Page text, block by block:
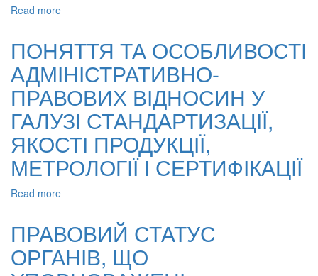
Read more
У
СПРАВАХ
ПРО
АДМІНІСТРАТИВНІ
ПРАВОПОРУШЕННЯ
В
ГАЛУЗІ
СТАНДАРТИЗАЦІЇ,
ЯКОСТІ
ПРОДУКЦІЇ,
СЕРТИФІКАЦІЇ
ПОНЯТТЯ ТА ОСОБЛИВОСТІ
АДМІНІСТРАТИВНО-
ПРАВОВИХ ВІДНОСИН У
ГАЛУЗІ СТАНДАРТИЗАЦІЇ,
ЯКОСТІ ПРОДУКЦІЇ,
МЕТРОЛОГІЇ І СЕРТИФІКАЦІЇ
Read more
ОСОБЛИВОСТІ
АДМІНІСТРАТИВНО-
ПРАВОВИХ
ПРАВОВИЙ СТАТУС
ОРГАНІВ, ЩО